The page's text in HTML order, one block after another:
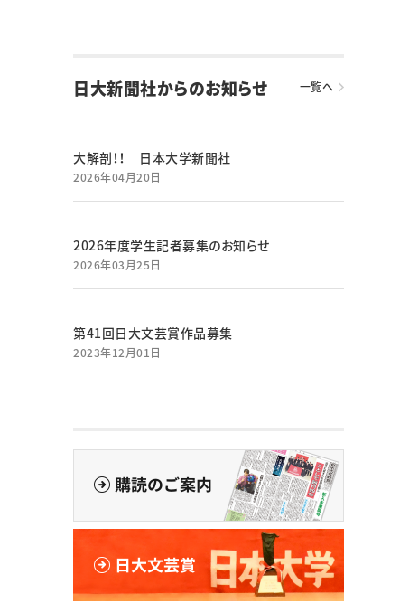
日大新聞社からのお知らせ 一覧へ
大解剖！！ 日本大学新聞社
2026年04月20日
2026年度学生記者募集のお知らせ
2026年03月25日
第41回日大文芸賞作品募集
2023年12月01日